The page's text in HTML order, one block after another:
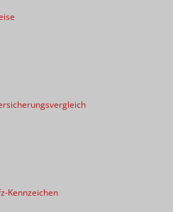
Kennzeichen